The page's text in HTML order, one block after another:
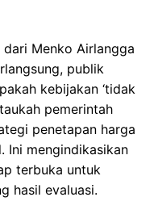
Menko Airlangga
publik
kebijakan ‘tidak
pemerintah
penetapan harga
Ini mengindikasikan
terbuka untuk
hasil evaluasi.